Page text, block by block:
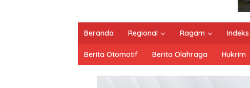
Beranda Regional Ragam Indeks
Berita Otomotif Berita Olahraga Hukrim